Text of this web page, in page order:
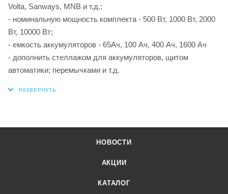
Volta, Sanways, MNB и т.д.;
- номинальную мощность комплекта - 500 Вт, 1000 Вт, 2000
Вт, 10000 Вт;
- емкость аккумуляторов - 65Ач, 100 Ач, 400 Ач, 1600 Ач
- дополнить стеллажом для аккумуляторов, щитом
автоматики; перемычками и т.д.
НОВОСТИ
АКЦИИ
КАТАЛОГ